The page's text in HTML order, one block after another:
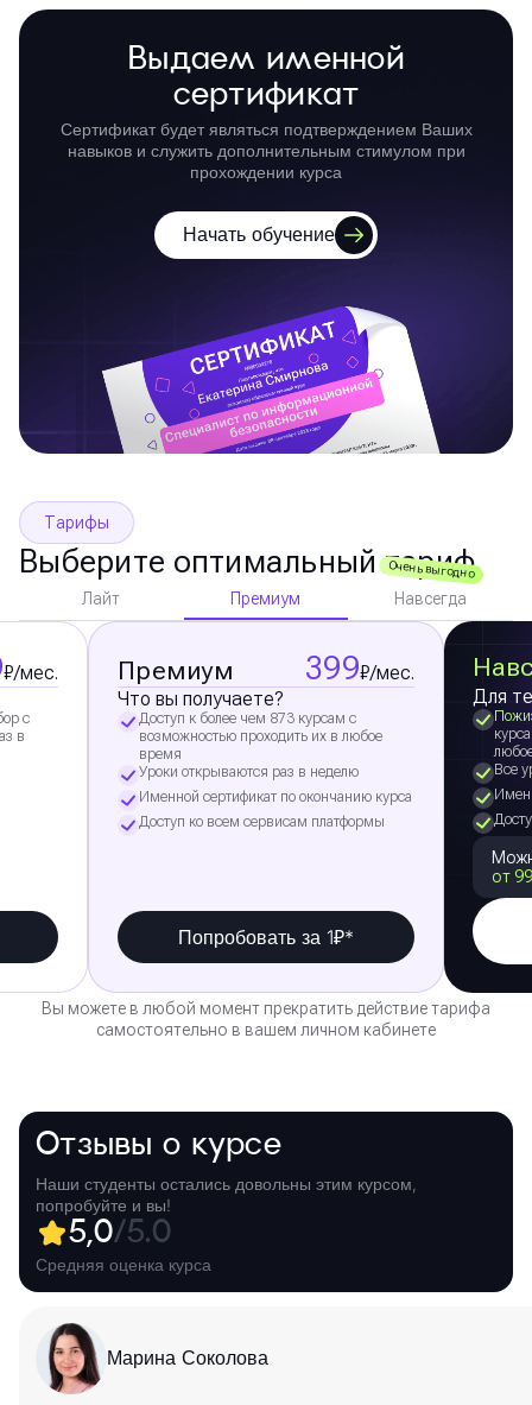
Выдаем именной
сертификат
Сертификат будет являться подтверждением Ваших
навыков и служить дополнительным стимулом при
прохождении курса
Начать обучение
Тарифы
Выберите оптимальный тариф
Очень выгодно
Лайт Премиум Навсегда
₽/мес.
с
в
Премиум 399₽/мес.
Что вы получаете?
Доступ к более чем 873 курсам с
возможностью проходить их в любое
время
Уроки открываются раз в неделю
Именной сертификат по окончанию курса
Доступ ко всем сервисам платформы
Попробовать за 1₽*
Для
Все
от
Вы можете в любой момент прекратить действие тарифа
самостоятельно в вашем личном кабинете
Отзывы о курсе
Наши студенты остались довольны этим курсом,
попробуйте и вы!
5,0/5.0
Средняя оценка курса
Марина Соколова